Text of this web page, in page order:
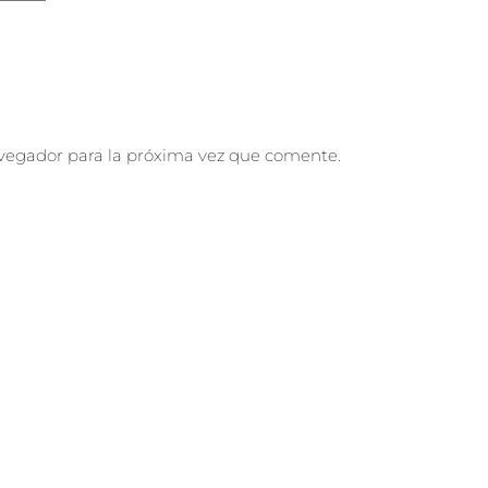
para la próxima vez que comente.